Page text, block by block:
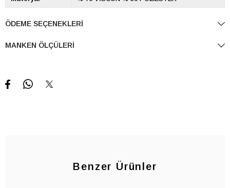
ÖDEME SEÇENEKLERI
MANKEN ÖLÇÜLERI
Benzer Ürünler